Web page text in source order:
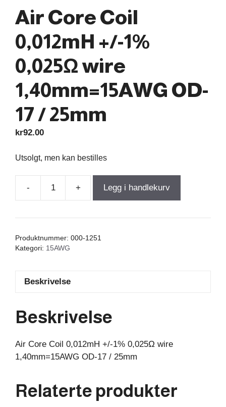
Air Core Coil
0,012mH +/-1%
0,025Ω wire
1,40mm=15AWG OD-
17 / 25mm
kr92.00
Utsolgt, men kan bestilles
-
Coil
antall
+ Legg i handlekurv
Produktnummer: 000-1251
Kategori: 15AWG
Beskrivelse
Beskrivelse
Air Core Coil 0,012mH +/-1% 0,025Ω wire
1,40mm=15AWG OD-17 / 25mm
Relaterte produkter